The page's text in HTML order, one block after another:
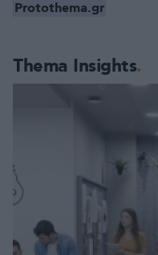
Thema Insights
Protothema.gr